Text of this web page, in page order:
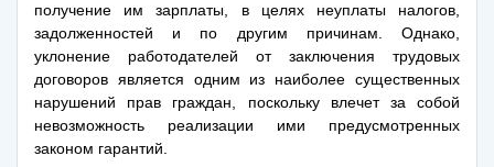
получение им зарплаты, в целях неуплаты налогов,
задолженностей и по другим причинам. Однако,
уклонение работодателей от заключения трудовых
договоров является одним из наиболее существенных
нарушений прав граждан, поскольку влечет за собой
невозможность реализации ими предусмотренных
законом гарантий.